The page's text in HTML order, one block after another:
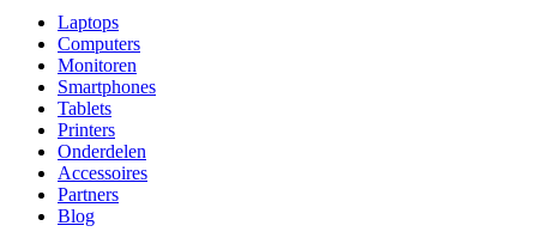
Laptops
Computers
Monitoren
Smartphones
Tablets
Printers
Onderdelen
Accessoires
Partners
Blog